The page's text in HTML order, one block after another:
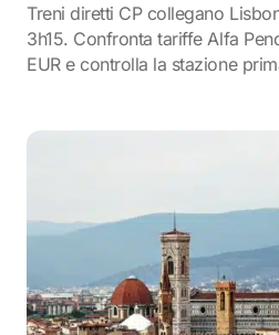
Treni diretti CP collegano
3h15. Confronta tariffe Alfa
EUR e controlla la stazione